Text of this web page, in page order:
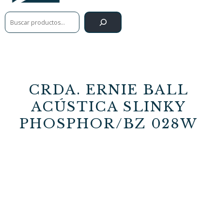
Buscar
CRDA. ERNIE BALL
ACÚSTICA SLINKY
PHOSPHOR/BZ 028W